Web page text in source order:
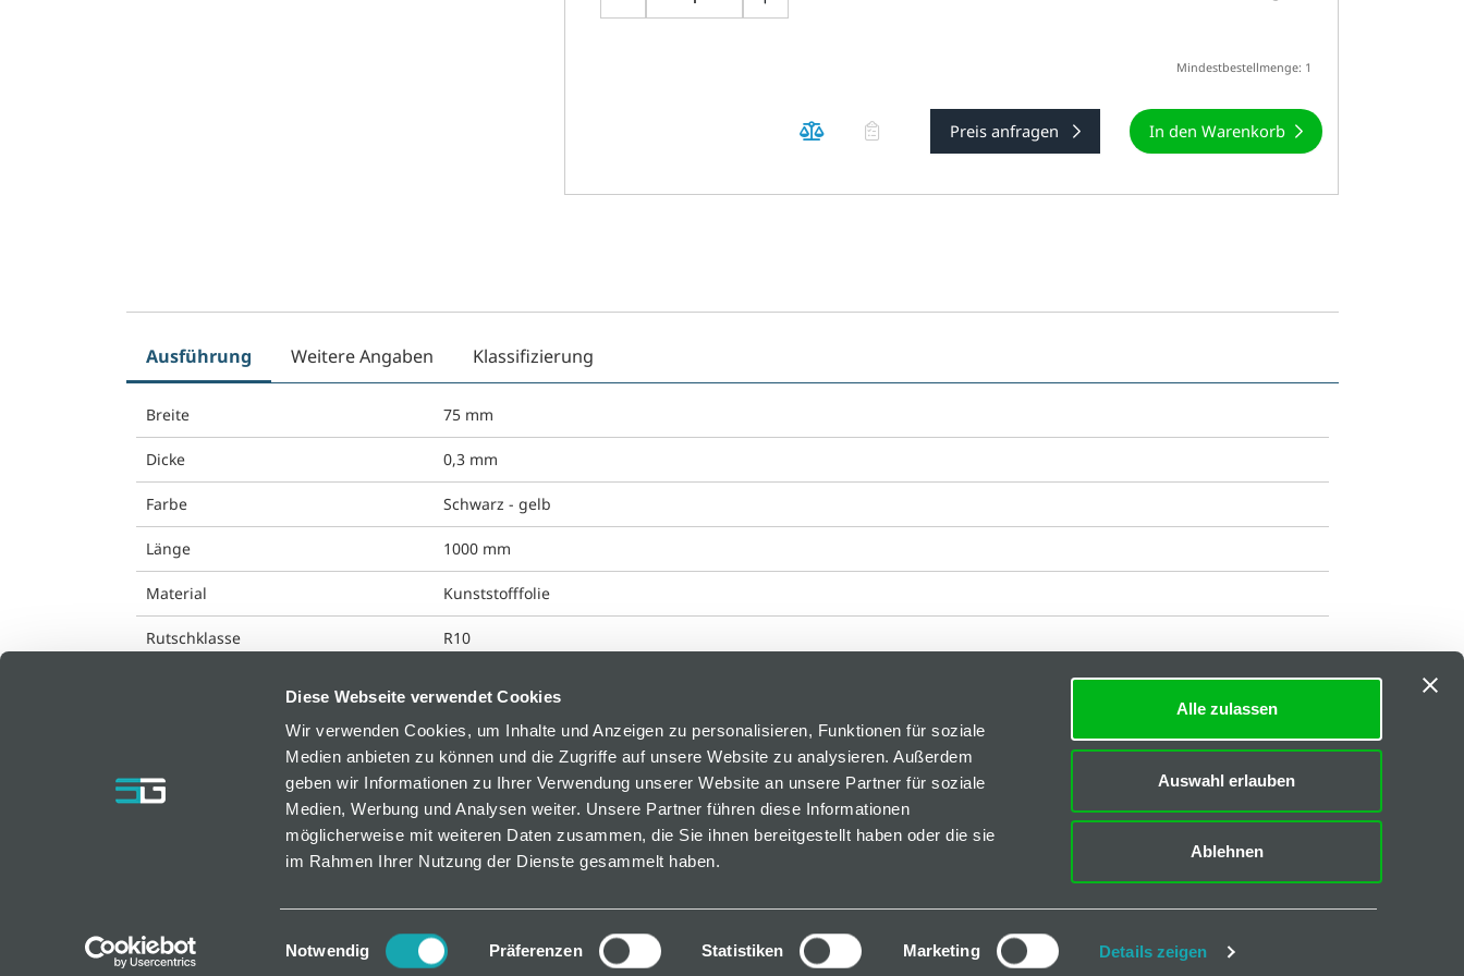
Diese Webseite verwendet Cookies
Wir verwenden Cookies, um Inhalte und Anzeigen zu personalisieren, Funktionen für soziale
Medien anbieten zu können und die Zugriffe auf unsere Website zu analysieren. Außerdem
geben wir Informationen zu Ihrer Verwendung unserer Website an unsere Partner für soziale
Medien, Werbung und Analysen weiter. Unsere Partner führen diese Informationen
möglicherweise mit weiteren Daten zusammen, die Sie ihnen bereitgestellt haben oder die sie
im Rahmen Ihrer Nutzung der Dienste gesammelt haben.
Einwilligungsauswahl
Notwendig Präferenzen Statistiken Marketing Details zeigen
Alle zulassen
Auswahl erlauben
Ablehnen
Mindestbestellmenge: 1
Preis anfragen In den Warenkorb
Ausführung Weitere Angaben Klassifizierung
Breite 75 mm
Dicke 0,3 mm
Farbe Schwarz - gelb
Länge 1000 mm
Material Kunststofffolie
Rutschklasse R10
bfm GmbH
AT-2752 Wöllersdorf, Österreich
Downloads
FAQs
CAD-Daten
Katalog I-40
Katalog B-45